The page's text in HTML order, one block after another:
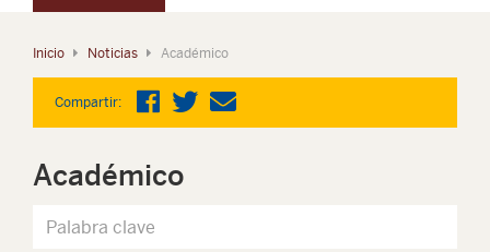
Inicio Noticias Académico
Compartir:
Académico